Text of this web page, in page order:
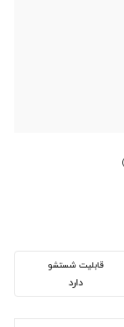
قابلیت شستشو
دارد